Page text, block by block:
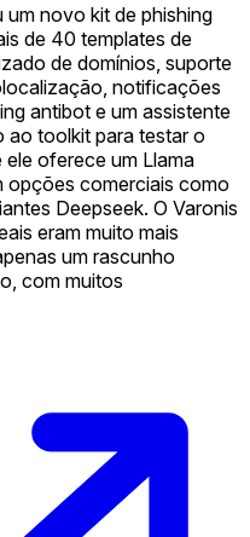
novo kit de phishing
de 40 templates de
de domínios, suporte
notificações
antibot e um assistente
ao toolkit para testar o
oferece um Llama
opções comerciais como
Deepseek. O Varonis
eram muito mais
um rascunho
com muitos